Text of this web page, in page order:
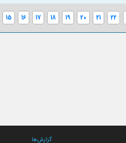
15 16 17 18 19 20 21 22
گزارش‌ها